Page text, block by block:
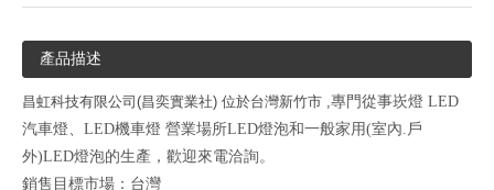
產品描述
昌虹科技有限公司(昌奕實業社) 位於台灣新竹市 , 專門從事崁燈 LED
汽車燈、LED機車燈 營業場所LED燈泡和一般家用(室內.戶
外)LED燈泡的生產，歡迎來電洽詢。
銷售目標市場：台灣